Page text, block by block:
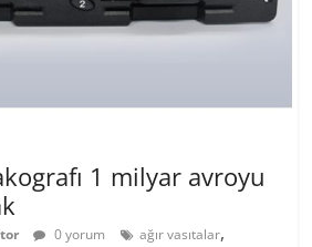
1 milyar avroyu
0 yorum ağır vasıtalar,